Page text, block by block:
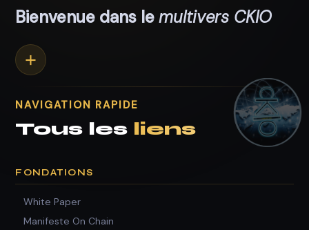
Bienvenue dans lemultivers CKIO
+
NAVIGATION RAPIDE
Tous les liens
FONDATIONS
White Paper
Manifeste On Chain